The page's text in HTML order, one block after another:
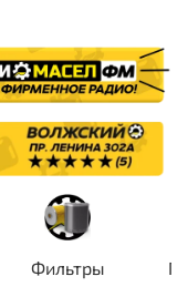
Фильтры